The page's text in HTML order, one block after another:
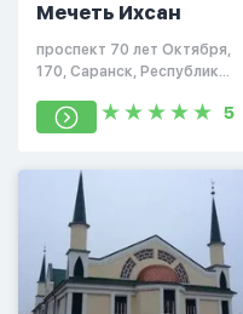
Мечеть Ихсан
проспект 70 лет Октября,
170, Саранск, Республика
430031
5